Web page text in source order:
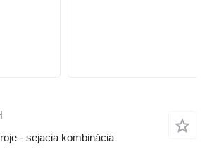
- sejacia kombinácia